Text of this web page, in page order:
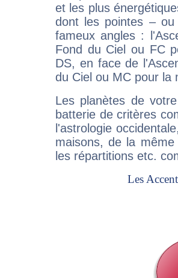
et les plus
dont les pointes –
fameux angles :
Fond du Ciel ou FC
DS, en face de
du Ciel ou MC pour la
Les planètes de
batterie de critères
l'astrologie
maisons, de la
les répartitions etc.